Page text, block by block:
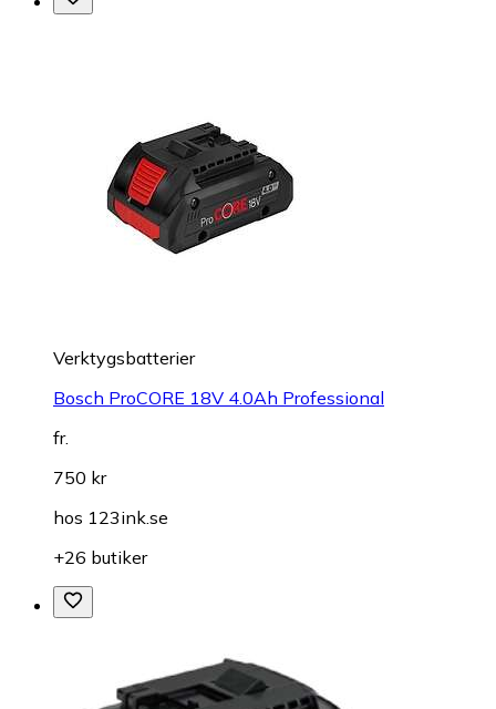
Verktygsbatterier
Bosch ProCORE 18V 4.0Ah Professional
fr.
750 kr
hos 123ink.se
+26 butiker